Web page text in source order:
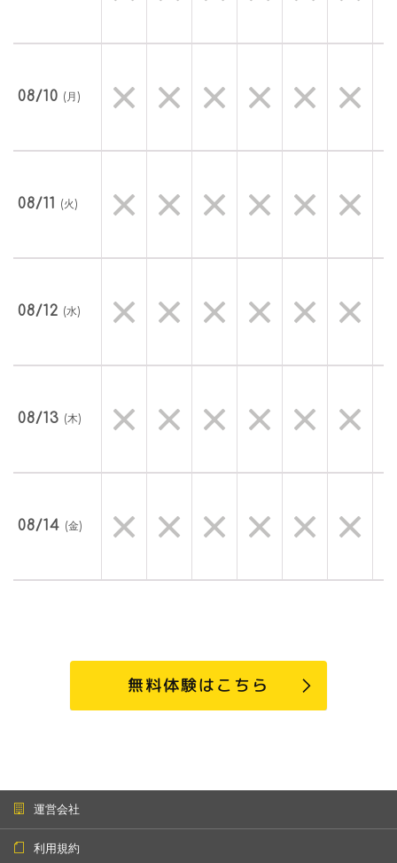
08/10 (月)
08/11 (火)
08/12 (水)
08/13 (木)
08/14 (金)
無料体験はこちら
運営会社
利用規約